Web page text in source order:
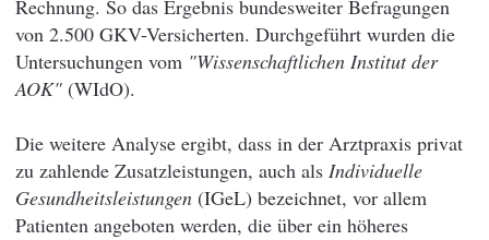
Rechnung. So das Ergebnis bundesweiter Befragungen
von 2.500 GKV-Versicherten. Durchgeführt wurden die
Untersuchungen vom "Wissenschaftlichen Institut der
AOK" (WIdO).
Die weitere Analyse ergibt, dass in der Arztpraxis privat
zu zahlende Zusatzleistungen, auch als Individuelle
Gesundheitsleistungen (IGeL) bezeichnet, vor allem
Patienten angeboten werden, die über ein höheres